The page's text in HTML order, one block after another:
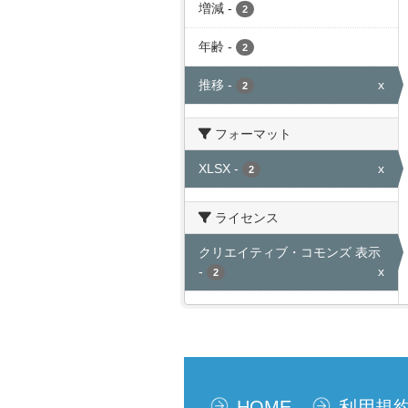
増減 - 2
年齢 - 2
推移 - 2 x
フォーマット
XLSX - 2 x
ライセンス
クリエイティブ・コモンズ 表示
-
2 x